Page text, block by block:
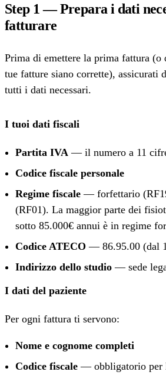
Step 1 — Prepara i dati
fatturare
Prima di emettere la prima fattura
tue fatture siano corrette), assicurati
tutti i dati necessari.
I tuoi dati fiscali
Partita IVA — il numero a 11
Codice fiscale personale
Regime fiscale— forfettario
(RF01). La maggior parte dei
sotto 85.000€ annui è in regime
Codice ATECO — 86.95.00 (dal
Indirizzo dello studio— sede
I dati del paziente
Per ogni fattura ti servono:
Nome e cognome completi
Codice fiscale— obbligatorio per